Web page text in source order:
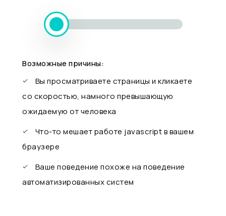
Возможные причины:
Вы просматриваете страницы и кликаете
со скоростью, намного превышающую
ожидаемую от человека
Что-то мешает работе javascript в вашем
браузере
Ваше поведение похоже на поведение
автоматизированных систем